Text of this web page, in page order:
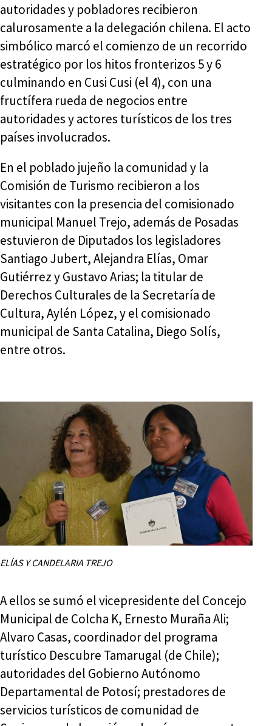
autoridades y pobladores recibieron
calurosamente a la delegación chilena. El acto
simbólico marcó el comienzo de un recorrido
estratégico por los hitos fronterizos 5 y 6
culminando en Cusi Cusi (el 4), con una
fructífera rueda de negocios entre
autoridades y actores turísticos de los tres
países involucrados.
En el poblado jujeño la comunidad y la
Comisión de Turismo recibieron a los
visitantes con la presencia del comisionado
municipal Manuel Trejo, además de Posadas
estuvieron de Diputados los legisladores
Santiago Jubert, Alejandra Elías, Omar
Gutiérrez y Gustavo Arias; la titular de
Derechos Culturales de la Secretaría de
Cultura, Aylén López, y el comisionado
municipal de Santa Catalina, Diego Solís,
entre otros.
ELÍAS Y CANDELARIA TREJO
A ellos se sumó el vicepresidente del Concejo
Municipal de Colcha K, Ernesto Muraña Ali;
Alvaro Casas, coordinador del programa
turístico Descubre Tamarugal (de Chile);
autoridades del Gobierno Autónomo
Departamental de Potosí; prestadores de
servicios turísticos de comunidad de